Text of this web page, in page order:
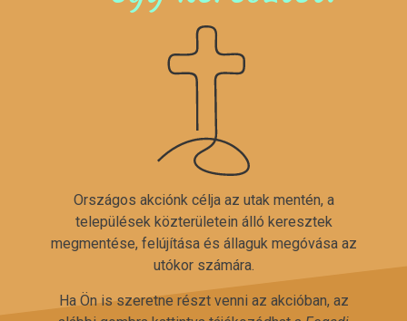
Országos akciónk célja az utak mentén, a
települések közterületein álló keresztek
megmentése, felújítása és állaguk megóvása az
utókor számára.
Ha Ön is szeretne részt venni az akcióban, az